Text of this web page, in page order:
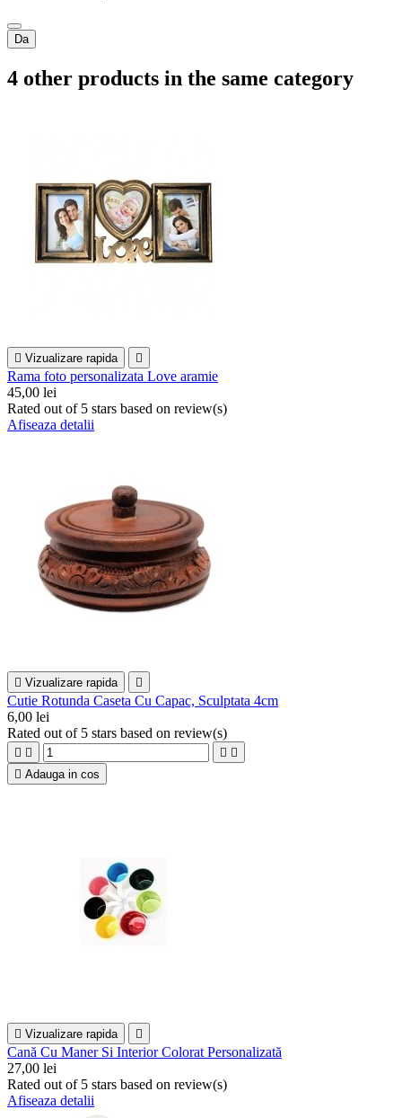
Da
4 other products in the same category
 Vizualizare rapida 
Rama foto personalizata Love aramie
45,00 lei
Rated out of 5 stars based on review(s)
Afiseaza detalii
 Vizualizare rapida 
Cutie Rotunda Caseta Cu Capac, Sculptata 4cm
6,00 lei
Rated out of 5 stars based on review(s)
   
 Adauga in cos
 Vizualizare rapida 
Cană Cu Maner Si Interior Colorat Personalizată
27,00 lei
Rated out of 5 stars based on review(s)
Afiseaza detalii